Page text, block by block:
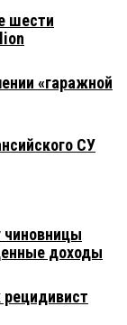
шести
«гаражной
СУ
чиновницы
доходы